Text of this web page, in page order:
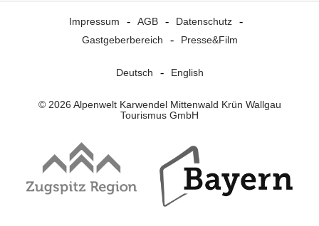
Impressum AGB
Datenschutz
Gastgeberbereich
Presse&Film
Deutsch English
© 2026 Alpenwelt Karwendel Mittenwald Krün Wallgau
Tourismus GmbH